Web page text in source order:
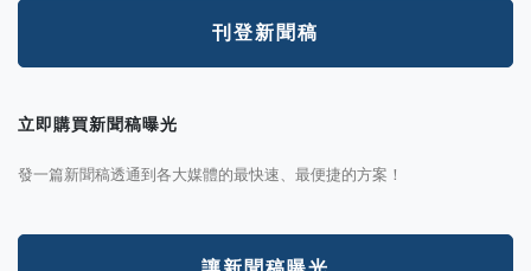
刊登新聞稿
立即購買新聞稿曝光
發一篇新聞稿透通到各大媒體的最快速、最便捷的方案！